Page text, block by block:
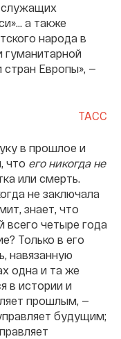
а также
народа в
гуманитарной
Европы», —
ТАСС
в прошлое и
что его никогда не
или смерть.
не заключала
знает, что
всего четыре года
Только в его
навязанную
одна и та же
в истории и
прошлым, —
будущим;